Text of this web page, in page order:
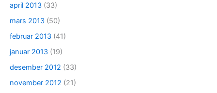
april 2013 (33)
mars 2013 (50)
februar 2013 (41)
januar 2013 (19)
desember 2012 (33)
november 2012 (21)